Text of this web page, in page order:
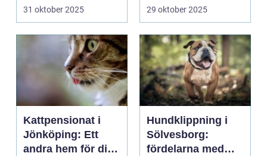
31 oktober 2025 29 oktober 2025
Kattpensionat i
Jönköping: Ett
andra hem för din
Hundklippning i
Sölvesborg:
fördelarna med